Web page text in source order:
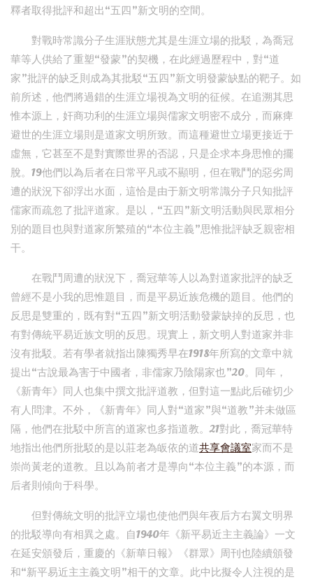
釋者取得批評和超出“五四”新文明的空間。
對戰時常識分子生涯狀態尤其是生涯立場的批駁，為喬冠
華等人供給了重塑“發蒙”的契機，在此經過歷程中，對“道
家”批評的缺乏則成為其批駁“五四”新文明發蒙缺點的靶子。如
前所述，他們將過錯的生涯立場視為文明的征候。在追溯其思
惟本源上，奸商功利的生涯立場與儒家文明密不成分，而麻痺
避世的生涯立場則是道家文明所致。而這種避世立場更接近于
虛無，它甚至不是對實際世界的否認，只是企求本身思惟的擺
脫。19他們以為后者在日常平凡或不顯明，但在戰鬥的惡劣周
遭的狀況下卻浮出水面，這恰是由于新文明常識分子只知批評
儒家而疏忽了批評道家。是以，“五四”新文明活動與民眾相分
別的題目也與對道家所繁殖的“本位主義”思惟批評缺乏親密相
干。
在戰鬥周遭的狀況下，喬冠華等人以為對道家批評的缺乏
曾經不是小我的思惟題目，而是平易近族危機的題目。他們的
反思是雙重的，既有對“五四”新文明活動發蒙缺掉的反思，也
有對傳統平易近族文明的反思。現實上，新文明人對道家并非
沒有批駁。若有學者就指出陳獨秀早在1918年所寫的文章中就
提出“古說最為害于中國者，非儒家乃陰陽家也”20。同年，
《新青年》同人也集中撰文批評道教，但對這一點此后確切少
有人問津。不外，《新青年》同人對“道家”與“道教”并未做區
隔，他們在批駁中所言的道家也多指道教。21對此，喬冠華特
地指出他們所批駁的是以莊老為皈依的道共享會議室家而不是
崇尚黃老的道教。且以為前者才是導向“本位主義”的本源，而
后者則傾向于科學。
但對傳統文明的批評立場也使他們與年夜后方右翼文明界
的批駁導向有相異之處。自1940年《新平易近主主義論》一文
在延安頒發后，重慶的《新華日報》《群眾》周刊也陸續頒發
和“新平易近主主義文明”相干的文章。此中比擬令人注視的是